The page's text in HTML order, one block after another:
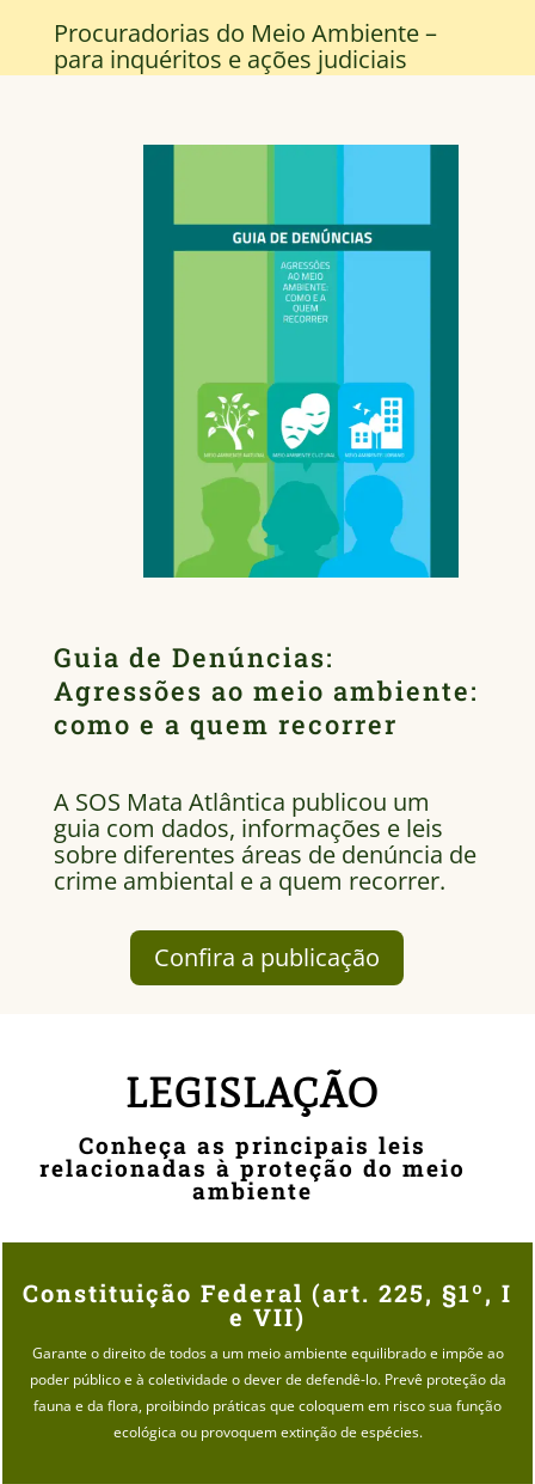
Procuradorias do Meio Ambiente –
para inquéritos e ações judiciais
Guia de Denúncias:
Agressões ao meio ambiente:
como e a quem recorrer
A SOS Mata Atlântica publicou um
guia com dados, informações e leis
sobre diferentes áreas de denúncia de
crime ambiental e a quem recorrer.
Confira a publicação
LEGISLAÇÃO
Conheça as principais leis
relacionadas à proteção do meio
ambiente
Constituição Federal (art. 225, §1º, I
e VII)
Garante o direito de todos a um meio ambiente equilibrado e impõe ao
poder público e à coletividade o dever de defendê-lo. Prevê proteção da
fauna e da flora, proibindo práticas que coloquem em risco sua função
ecológica ou provoquem extinção de espécies.